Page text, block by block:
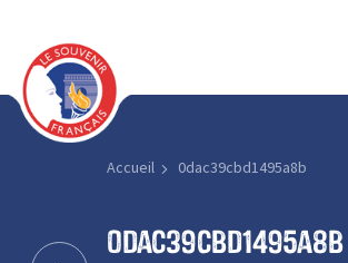
Accueil 0dac39cbd1495a8b
0dac39cbd1495a8b